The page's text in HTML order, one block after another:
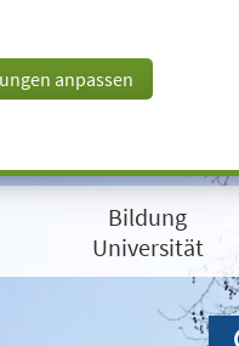
anpassen
Bildung
Universität